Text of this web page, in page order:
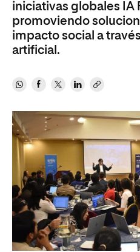
iniciativas globales IA
promoviendo
impacto social a
artificial.